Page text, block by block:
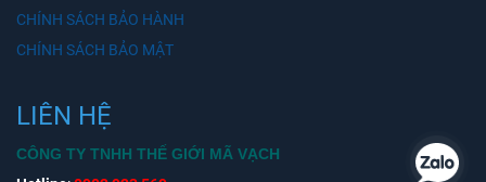
CHÍNH SÁCH BẢO HÀNH
CHÍNH SÁCH BẢO MẬT
LIÊN HỆ
CÔNG TY TNHH THẾ GIỚI MÃ VẠCH